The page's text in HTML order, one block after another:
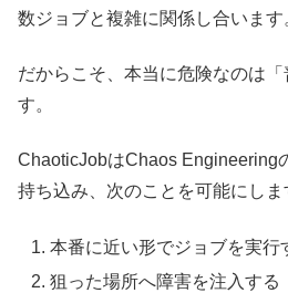
数ジョブと複雑に関係し合います
だからこそ、本当に危険なのは
す。
ChaoticJobはChaos Engineering
持ち込み、次のことを可能にしま
本番に近い形でジョブを実行
狙った場所へ障害を注入する